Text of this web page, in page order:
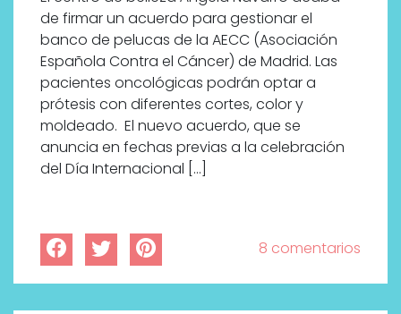
de firmar un acuerdo para gestionar el
banco de pelucas de la AECC (Asociación
Española Contra el Cáncer) de Madrid. Las
pacientes oncológicas podrán optar a
prótesis con diferentes cortes, color y
moldeado. El nuevo acuerdo, que se
anuncia en fechas previas a la celebración
del Día Internacional […]
8 comentarios